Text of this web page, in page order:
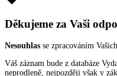
Děkujeme za Vaši
Nesouhlas se zpracováním
Váš záznam bude z databáze
neprodleně, nejpozději však v